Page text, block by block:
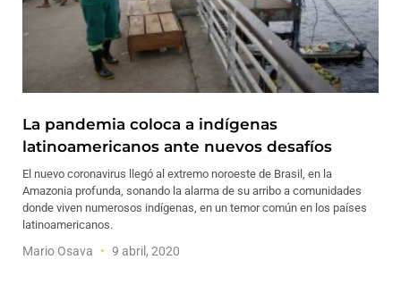
La pandemia coloca a indígenas
latinoamericanos ante nuevos desafíos
El nuevo coronavirus llegó al extremo noroeste de Brasil, en la
Amazonia profunda, sonando la alarma de su arribo a comunidades
donde viven numerosos indígenas, en un temor común en los países
latinoamericanos.
Mario Osava 9 abril, 2020